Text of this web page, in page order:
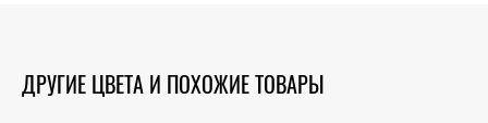
ДРУГИЕ ЦВЕТА И ПОХОЖИЕ ТОВАРЫ